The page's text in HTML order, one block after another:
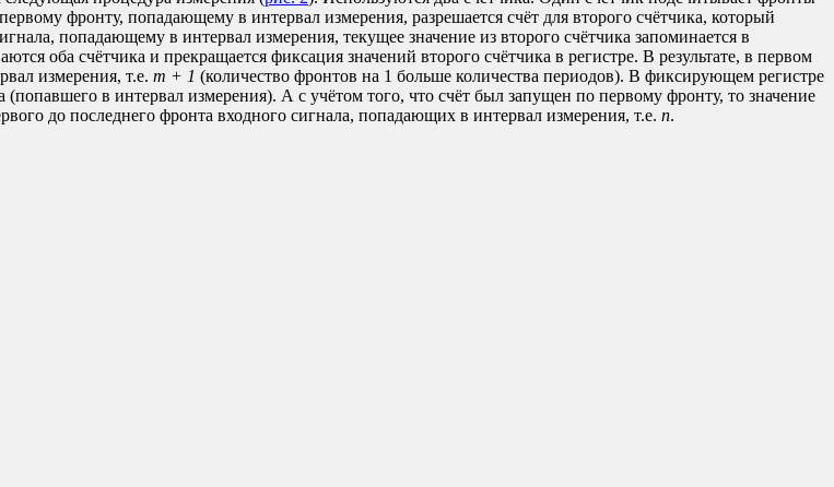
фронту, попадающему в интервал измерения, разрешается счёт для второго счётчика, который
попадающему в интервал измерения, текущее значение из второго счётчика запоминается в
оба счётчика и прекращается фиксация значений второго счётчика в регистре. В результате, в первом
измерения, т.е. m + 1 (количество фронтов на 1 больше количества периодов). В фиксирующем регистре
(попавшего в интервал измерения). А с учётом того, что счёт был запущен по первому фронту, то значение
до последнего фронта входного сигнала, попадающих в интервал измерения, т.е. n.